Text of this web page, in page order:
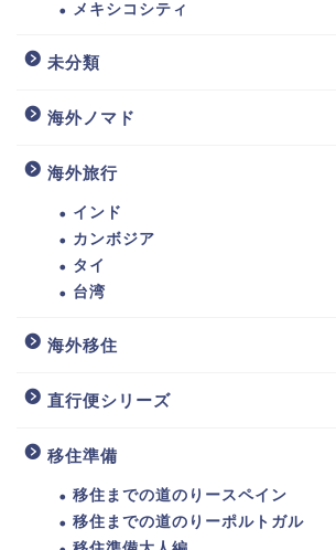
メキシコシティ
未分類
海外ノマド
海外旅行
インド
カンボジア
タイ
台湾
海外移住
直行便シリーズ
移住準備
移住までの道のりースペイン
移住までの道のりーポルトガル